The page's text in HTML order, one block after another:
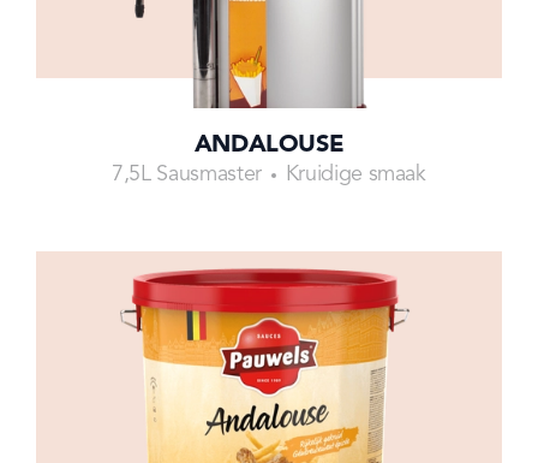
ANDALOUSE
7,5L Sausmaster Kruidige smaak